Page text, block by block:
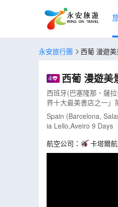
永安旅行團 西葡 漫遊
西葡 漫遊美
西班牙(巴塞隆那、薩
界十大最美書店之一
Spain (Barcelona,
ia Lello,Aveiro 9 Days
航空公司：
卡塔爾